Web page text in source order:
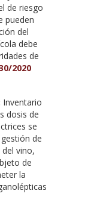
de riesgo
pueden
del
debe
de
2020
Inventario
dosis de
se
de
vino,
de
la